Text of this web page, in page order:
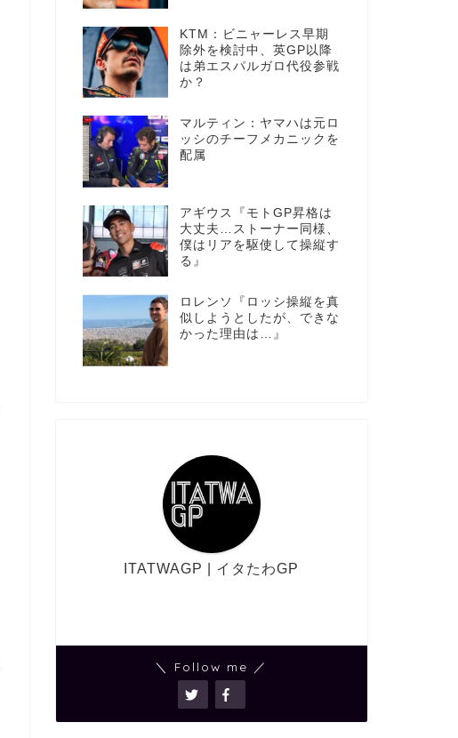
KTM：ビニャーレス早期
除外を検討中、英GP以降
は弟エスパルガロ代役参戦
か？
マルティン：ヤマハは元ロ
ッシのチーフメカニックを
配属
アギウス『モトGP昇格は
大丈夫…ストーナー同様、
僕はリアを駆使して操縦す
る』
ロレンソ『ロッシ操縦を真
似しようとしたが、できな
かった理由は…』
ITATWAGP | イタたわGP
＼ Follow me ／